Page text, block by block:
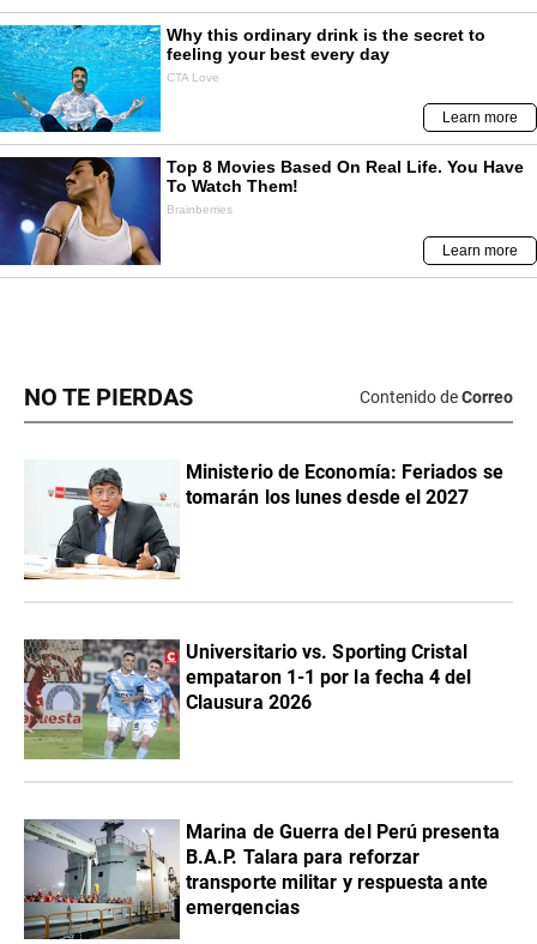
NO TE PIERDAS Contenido deCorreo
Ministerio de Economía: Feriados se
tomarán los lunes desde el 2027
Universitario vs. Sporting Cristal
empataron 1-1 por la fecha 4 del
Clausura 2026
Marina de Guerra del Perú presenta
B.A.P. Talara para reforzar
transporte militar y respuesta ante
emergencias